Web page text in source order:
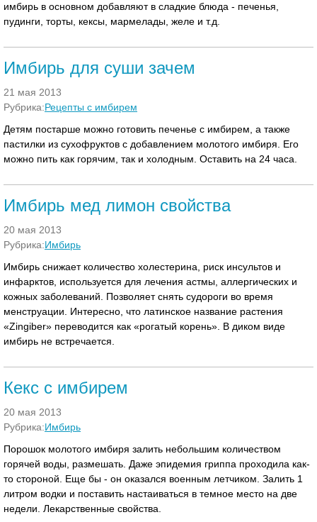
имбирь в основном добавляют в сладкие блюда - печенья,
пудинги, торты, кексы, мармелады, желе и т.д.
Имбирь для суши зачем
21 мая 2013
Рубрика:Рецепты с имбирем
Детям постарше можно готовить печенье с имбирем, а также
пастилки из сухофруктов с добавлением молотого имбиря. Его
можно пить как горячим, так и холодным. Оставить на 24 часа.
Имбирь мед лимон свойства
20 мая 2013
Рубрика:Имбирь
Имбирь снижает количество холестерина, риск инсультов и
инфарктов, используется для лечения астмы, аллергических и
кожных заболеваний. Позволяет снять судороги во время
менструации. Интересно, что латинское название растения
«Zingiber» переводится как «рогатый корень». В диком виде
имбирь не встречается.
Кекс с имбирем
20 мая 2013
Рубрика:Имбирь
Порошок молотого имбиря залить небольшим количеством
горячей воды, размешать. Даже эпидемия гриппа проходила как-
то стороной. Еще бы - он оказался военным летчиком. Залить 1
литром водки и поставить настаиваться в темное место на две
недели. Лекарственные свойства.